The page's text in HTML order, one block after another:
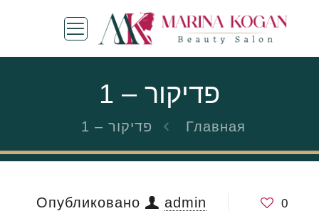
פדיקור – 1
Главная פדיקור – 1
0
Опубликовано
admin